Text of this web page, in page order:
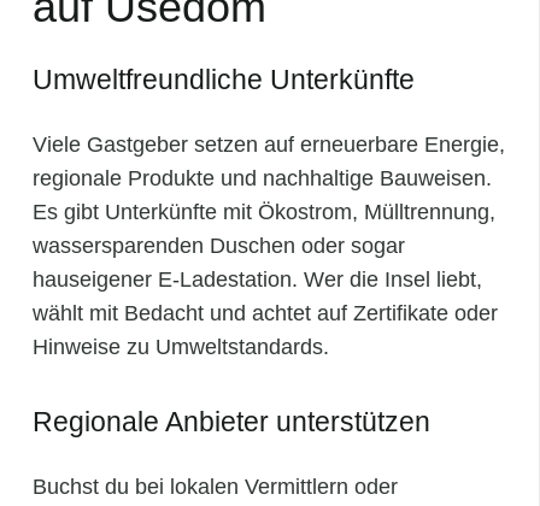
Umweltfreundliche Unterkünfte
Viele Gastgeber setzen auf erneuerbare Energie,
regionale Produkte und nachhaltige Bauweisen.
Es gibt Unterkünfte mit Ökostrom, Mülltrennung,
wassersparenden Duschen oder sogar
hauseigener E-Ladestation. Wer die Insel liebt,
wählt mit Bedacht und achtet auf Zertifikate oder
Hinweise zu Umweltstandards.
Regionale Anbieter unterstützen
Buchst du bei lokalen Vermittlern oder